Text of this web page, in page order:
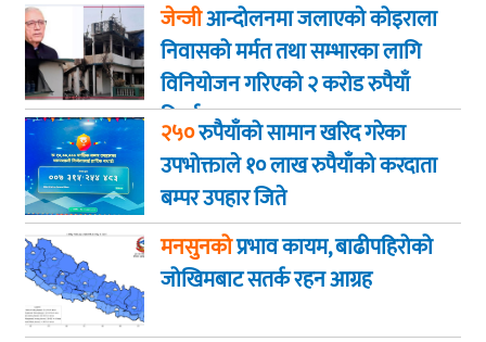
जेन्जीआन्दोलनमा जलाएकाे कोइराला
निवासको मर्मत तथा सम्भारका लागि
विनियोजन गरिएको २ करोड रुपैयाँ
फिर्ता
२५०रुपैयाँको सामान खरिद गरेका
उपभोक्ताले १० लाख रुपैयाँको करदाता
बम्पर उपहार जिते
मनसुनकोप्रभाव कायम, बाढीपहिरोको
जोखिमबाट सतर्क रहन आग्रह